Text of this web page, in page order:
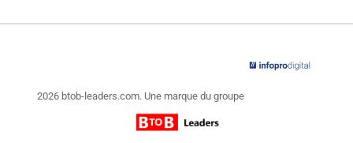
2026 btob-leaders.com. Une marque du groupe